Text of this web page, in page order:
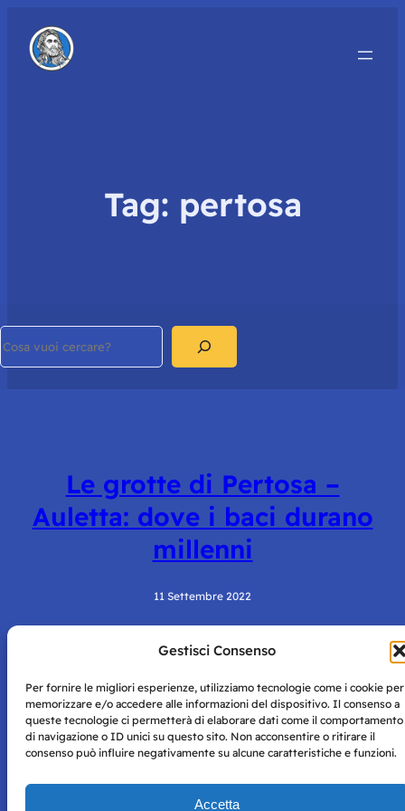
Gestisci Consenso
Per fornire le migliori esperienze, utilizziamo tecnologie come i cookie per
memorizzare e/o accedere alle informazioni del dispositivo. Il consenso a
queste tecnologie ci permetterà di elaborare dati come il comportamento
di navigazione o ID unici su questo sito. Non acconsentire o ritirare il
consenso può influire negativamente su alcune caratteristiche e funzioni.
Accetta
Tag: pertosa
Le grotte di Pertosa –
Auletta: dove i baci durano
millenni
11 Settembre 2022
Napoli con autorizzazione numero 38 del 25/9/2019.
Tutte le immagini e i contenuti su questo sito sono forniti